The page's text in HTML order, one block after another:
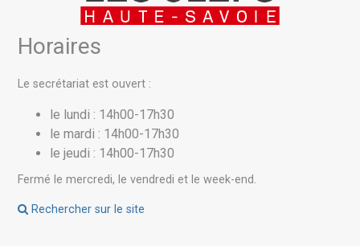
Horaires
Le secrétariat est ouvert :
le lundi : 14h00-17h30
le mardi : 14h00-17h30
le jeudi : 14h00-17h30
Fermé le mercredi, le vendredi et le week-end.
Rechercher sur le site